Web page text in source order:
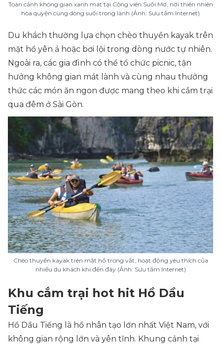
Toàn cảnh không gian xanh mát tại Công viên Suối Mơ, nơi thiên nhiên
hòa quyện cùng dòng suối trong lành (Ảnh: Sưu tầm Internet)
Du khách thường lựa chọn chèo thuyền kayak trên
mặt hồ yên ả hoặc bơi lội trong dòng nước tự nhiên.
Ngoài ra, các gia đình có thể tổ chức picnic, tận
hưởng không gian mát lành và cùng nhau thưởng
thức các món ăn ngon được mang theo khi cắm trại
qua đêm ở Sài Gòn.
Chèo thuyền kayak trên mặt hồ trong vắt, hoạt động yêu thích của
nhiều du khách khi đến đây (Ảnh: Sưu tầm Internet)
Khu cắm trại hot hit Hồ Dầu
Tiếng
Hồ Dầu Tiếng là hồ nhân tạo lớn nhất Việt Nam, với
không gian rộng lớn và yên tĩnh. Khung cảnh tại